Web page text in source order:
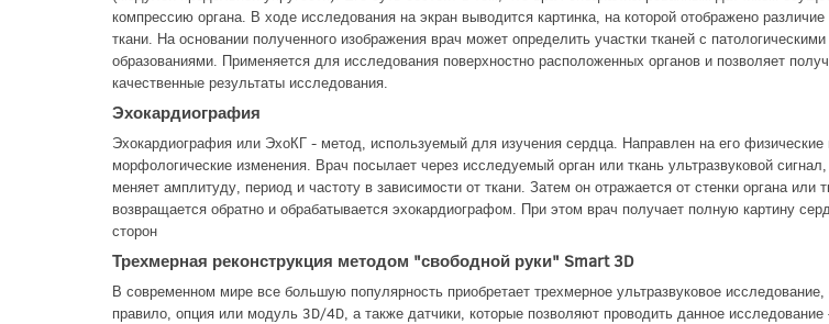
компрессию органа. В ходе исследования на экран выводится картинка, на которой отображено различие
ткани. На основании полученного изображения врач может определить участки тканей с патологическими
образованиями. Применяется для исследования поверхностно расположенных органов и позволяет
качественные результаты исследования.
Эхокардиография
Эхокардиография или ЭхоКГ - метод, используемый для изучения сердца. Направлен на его физические
морфологические изменения. Врач посылает через исследуемый орган или ткань ультразвуковой
меняет амплитуду, период и частоту в зависимости от ткани. Затем он отражается от стенки органа или
возвращается обратно и обрабатывается эхокардиографом. При этом врач получает полную картину
сторон
Трехмерная реконструкция методом "свободной руки" Smart 3D
В современном мире все большую популярность приобретает трехмерное ультразвуковое исследование,
правило, опция или модуль 3D/4D, а также датчики, которые позволяют проводить данное исследование